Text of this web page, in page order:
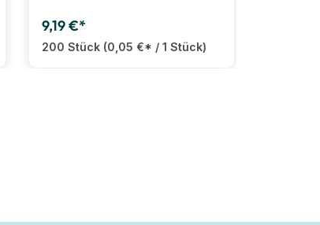
9,19 €*
200 Stück (0,05 €* / 1 Stück)